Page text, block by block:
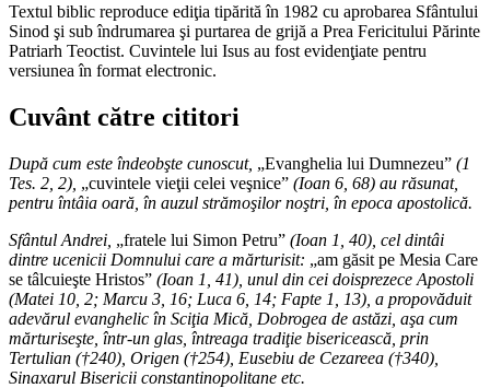
Textul biblic reproduce ediţia tipărită în 1982 cu aprobarea Sfântului
Sinod şi sub îndrumarea şi purtarea de grijă a Prea Fericitului Părinte
Patriarh Teoctist. Cuvintele lui Isus au fost evidenţiate pentru
versiunea în format electronic.
Cuvânt către cititori
După cum este îndeobşte cunoscut, „Evanghelia lui Dumnezeu” (1
Tes. 2, 2), „cuvintele vieţii celei veşnice” (Ioan 6, 68) au răsunat,
pentru întâia oară, în auzul strămoşilor noştri, în epoca apostolică.
Sfântul Andrei, „fratele lui Simon Petru” (Ioan 1, 40), cel dintâi
dintre ucenicii Domnului care a mărturisit: „am găsit pe Mesia Care
se tâlcuieşte Hristos” (Ioan 1, 41), unul din cei doisprezece Apostoli
(Matei 10, 2; Marcu 3, 16; Luca 6, 14; Fapte 1, 13), a propovăduit
adevărul evanghelic în Sciţia Mică, Dobrogea de astăzi, aşa cum
mărturiseşte, într-un glas, întreaga tradiţie bisericească, prin
Tertulian (†240), Origen (†254), Eusebiu de Cezareea (†340),
Sinaxarul Bisericii constantinopolitane etc.